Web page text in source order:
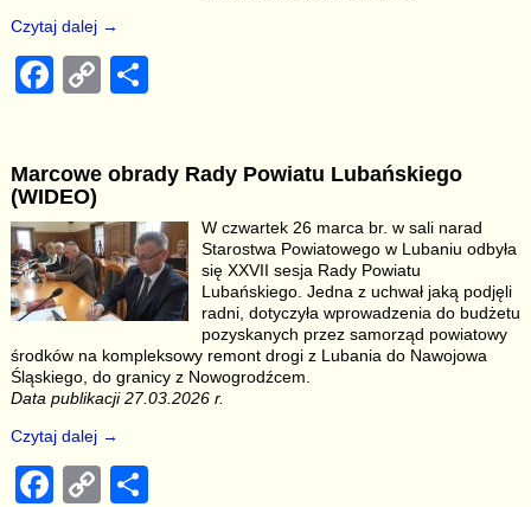
Czytaj dalej →
F
e
b
o
o
k
C
y
Li
n
k
e
Marcowe obrady Rady Powiatu Lubańskiego
(WIDEO)
W czwartek 26 marca br. w sali narad
Starostwa Powiatowego w Lubaniu odbyła
się XXVII sesja Rady Powiatu
Lubańskiego. Jedna z uchwał jaką podjęli
radni, dotyczyła wprowadzenia do budżetu
pozyskanych przez samorząd powiatowy
środków na kompleksowy remont drogi z Lubania do Nawojowa
Śląskiego, do granicy z Nowogrodźcem.
Data publikacji 27.03.2026 r.
Czytaj dalej →
F
C